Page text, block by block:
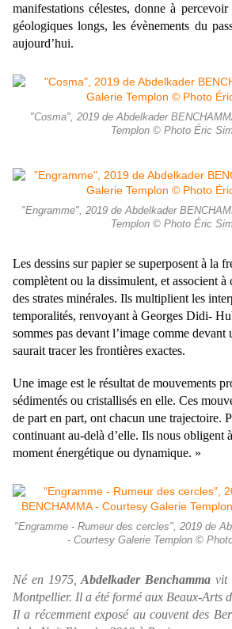
manifestations célestes, donne à
géologiques longs, les évènements du
aujourd’hui.
"Cosma", 2019 de Abdelkader
Templon © Photo Éric
"Engramme", 2019 de Abdelkader
Templon © Photo Éric
Les dessins sur papier se superposent à la
complètent ou la dissimulent, et associent
des strates minérales. Ils multiplient les
temporalités, renvoyant à Georges Didi-
sommes pas devant l’image comme devant
saurait tracer les frontières exactes.
Une image est le résultat de mouvements
sédimentés ou cristallisés en elle. Ces
de part en part, ont chacun une trajectoire.
continuant au-delà d’elle. Ils nous obligent
moment énergétique ou dynamique. »
"Engramme - Rumeur des cercles", 2019 de
- Courtesy Galerie Templon ©
Né en 1975,Abdelkader Benchammavit
Montpellier. Il a été formé aux Beaux-Arts
Il a récemment exposé au couvent des